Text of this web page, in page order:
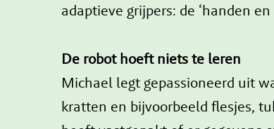
adaptieve grijpers: de ‘handen
De robot hoeft niets te leren
Michael legt gepassioneerd uit
kratten en bijvoorbeeld flesjes,